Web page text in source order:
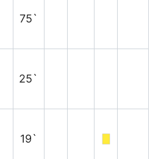
75`
25`
19`